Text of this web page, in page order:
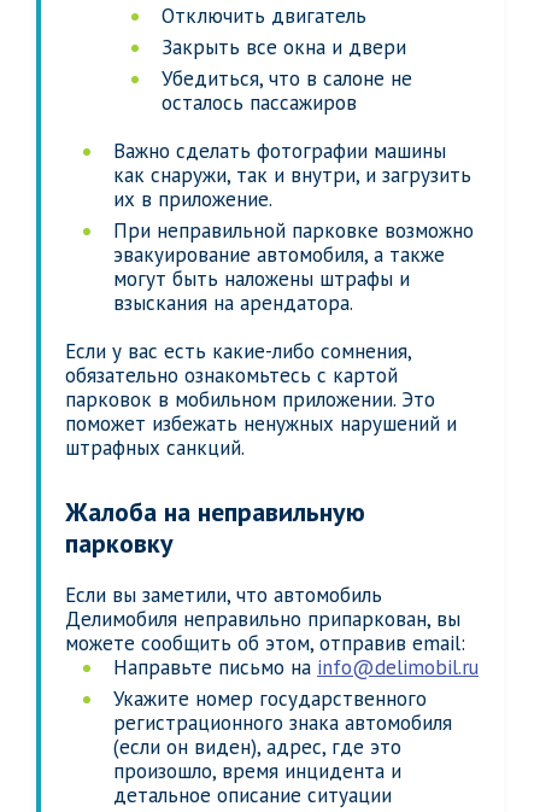
Отключить двигатель
Закрыть все окна и двери
Убедиться, что в салоне не
осталось пассажиров
Важно сделать фотографии машины
как снаружи, так и внутри, и загрузить
их в приложение.
При неправильной парковке возможно
эвакуирование автомобиля, а также
могут быть наложены штрафы и
взыскания на арендатора.
Если у вас есть какие-либо сомнения,
обязательно ознакомьтесь с картой
парковок в мобильном приложении. Это
поможет избежать ненужных нарушений и
штрафных санкций.
Жалоба на неправильную
парковку
Если вы заметили, что автомобиль
Делимобиля неправильно припаркован, вы
можете сообщить об этом, отправив email:
Направьте письмо на info@delimobil.ru
Укажите номер государственного
регистрационного знака автомобиля
(если он виден), адрес, где это
произошло, время инцидента и
детальное описание ситуации